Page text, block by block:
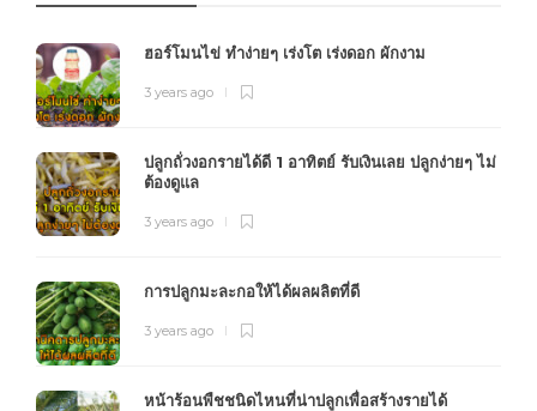
ฮอร์โมนไข่ ทำง่ายๆ เร่งโต เร่งดอก ผักงาม
3 years ago
ปลูกถั่วงอกรายได้ดี 1 อาทิตย์ รับเงินเลย ปลูกง่ายๆ ไม่
ต้องดูแล
3 years ago
การปลูกมะละกอให้ได้ผลผลิตที่ดี
3 years ago
หน้าร้อนพืชชนิดไหนที่น่าปลูกเพื่อสร้างรายได้